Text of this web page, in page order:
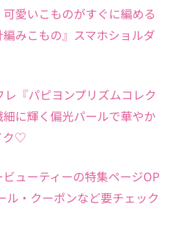
可愛いこものがすぐに編める
みこもの』スマホショルダ
『パピヨンプリズムコレク
に輝く偏光パールで華やか
ク♡
ビューティーの特集ページOP
ル・クーポンなど要チェック